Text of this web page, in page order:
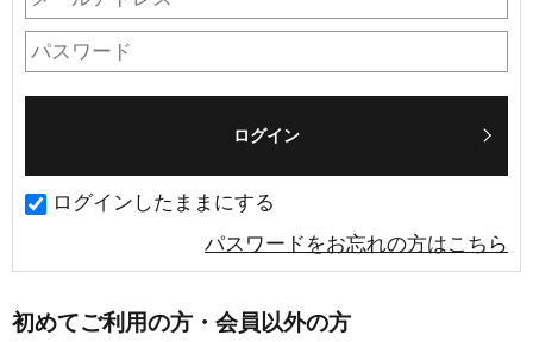
ログインしたままにする
パスワードをお忘れの方はこちら
初めてご利用の方・会員以外の方